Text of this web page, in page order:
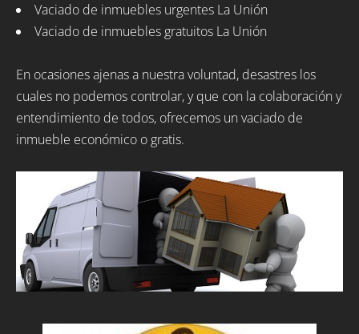
Vaciado de inmuebles urgentes La Unión
Vaciado de inmuebles gratuitos La Unión
En ocasiones ajenas a nuestra voluntad, desastres los
cuales no podemos controlar, y que con la colaboración y
entendimiento de todos, ofrecemos un vaciado de
inmueble económico o gratis.